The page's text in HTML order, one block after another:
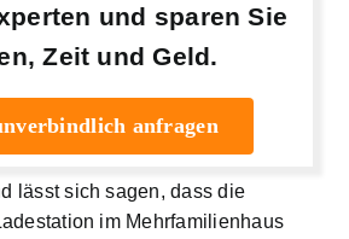
und sparen Sie
Zeit und Geld.
anfragen
lässt sich sagen, dass die
im Mehrfamilienhaus